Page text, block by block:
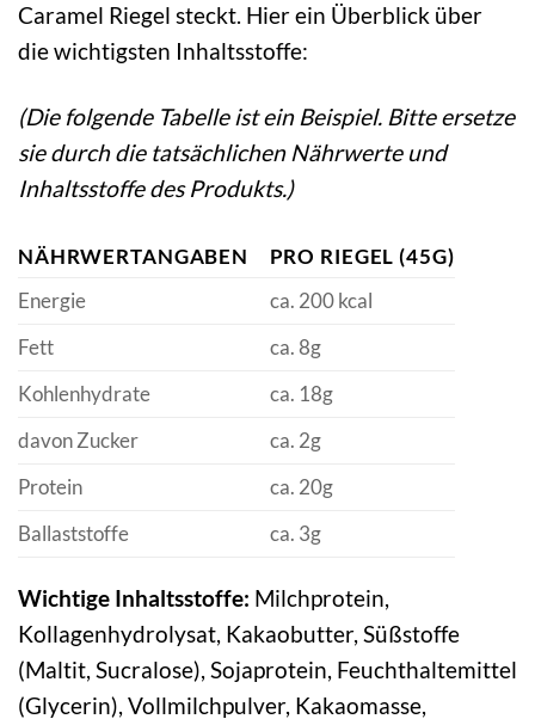
Caramel Riegel steckt. Hier ein Überblick über
die wichtigsten Inhaltsstoffe:
(Die folgende Tabelle ist ein Beispiel. Bitte ersetze
sie durch die tatsächlichen Nährwerte und
Inhaltsstoffe des Produkts.)
NÄHRWERTANGABEN
PRO RIEGEL (45G)
Energie
ca. 200 kcal
Fett
ca. 8g
Kohlenhydrate
ca. 18g
davon Zucker
ca. 2g
Protein
ca. 20g
Ballaststoffe
ca. 3g
Wichtige Inhaltsstoffe: Milchprotein,
Kollagenhydrolysat, Kakaobutter, Süßstoffe
(Maltit, Sucralose), Sojaprotein, Feuchthaltemittel
(Glycerin), Vollmilchpulver, Kakaomasse,